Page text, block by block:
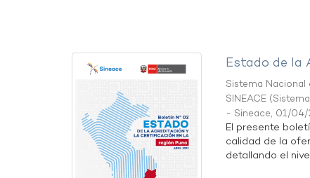
Estado de la
Sistema
SINEACE (
- Sineace, 01/04/
El presente
calidad de la
detallando el